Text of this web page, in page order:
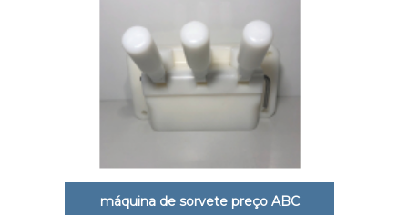
máquina de sorvete preço ABC